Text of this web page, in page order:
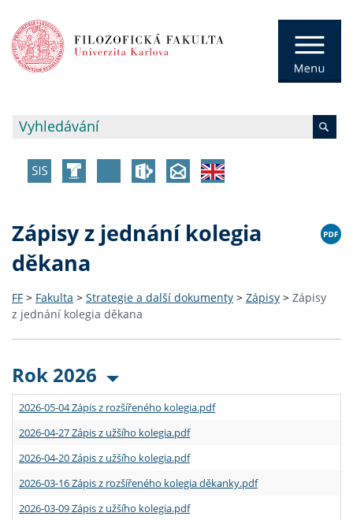
Zápisy z jednání kolegia
děkana
FF > Fakulta > Strategie a další dokumenty > Zápisy > Zápisy
z jednání kolegia děkana
Rok 2026
2026-05-04 Zápis z rozšířeného kolegia.pdf
2026-04-27 Zápis z užšího kolegia.pdf
2026-04-20 Zápis z užšího kolegia.pdf
2026-03-16 Zápis z rozšířeného kolegia děkanky.pdf
2026-03-09 Zápis z užšího kolegia.pdf